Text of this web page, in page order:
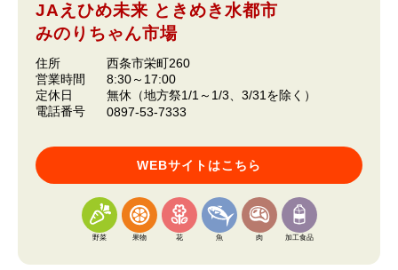
JAえひめ未来 ときめき水都市
みのりちゃん市場
住所
西条市栄町260
営業時間
8:30～17:00
定休日
無休（地方祭1/1～1/3、3/31を除く）
電話番号
0897-53-7333
WEBサイトはこちら
野菜 果物 花 魚 肉 加工食品